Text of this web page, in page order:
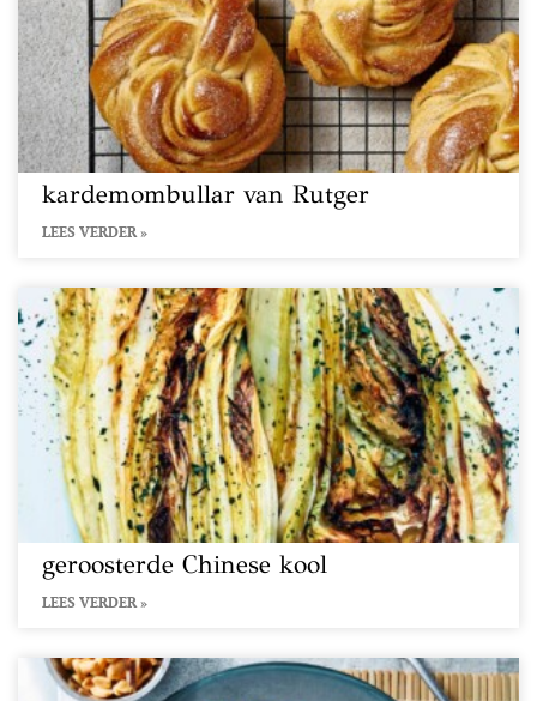
kardemombullar van Rutger
LEES VERDER »
geroosterde Chinese kool
LEES VERDER »